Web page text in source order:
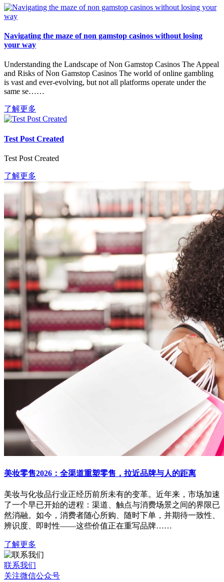
Navigating the maze of non gamstop casinos without losing
your way
Understanding the Landscape of Non Gamstop Casinos The Appeal
and Risks of Non Gamstop Casinos The world of online gambling
is vast and ever-evolving, but not all platforms operate under the
same se……
了解更多
Test Post Created
Test Post Created
了解更多
美妆零售2026：全渠道重塑零售，拉近品牌与人的距离
美妆与化妆品行业正经历前所未有的变革。近年来，市场加速
了一个早已开始的进程：渠道、触点与消费场景之间的界限已
然消融。如今，消费者随心所购、随时下单，并期待一致性、
辨识度、即时性——这些价值正在重写品牌……
了解更多
联系我们
关注微信公众号